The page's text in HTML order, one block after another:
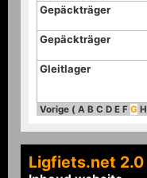
Gepäckträger
Gepäckträger
Gleitlager
Vorige ( A B C D E F G H
Ligfiets.net 2.0